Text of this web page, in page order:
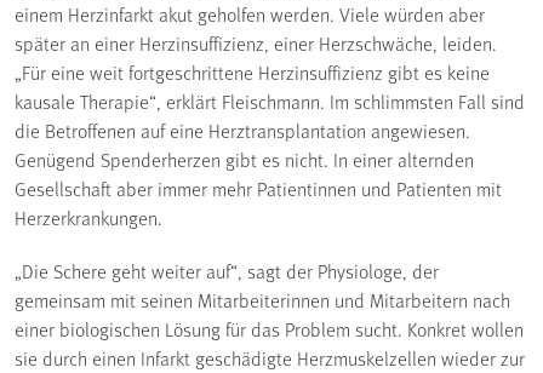
einem Herzinfarkt akut geholfen werden. Viele würden aber
später an einer Herzinsuffizienz, einer Herzschwäche, leiden.
„Für eine weit fortgeschrittene Herzinsuffizienz gibt es keine
kausale Therapie“, erklärt Fleischmann. Im schlimmsten Fall sind
die Betroffenen auf eine Herztransplantation angewiesen.
Genügend Spenderherzen gibt es nicht. In einer alternden
Gesellschaft aber immer mehr Patientinnen und Patienten mit
Herzerkrankungen.
„Die Schere geht weiter auf“, sagt der Physiologe, der
gemeinsam mit seinen Mitarbeiterinnen und Mitarbeitern nach
einer biologischen Lösung für das Problem sucht. Konkret wollen
sie durch einen Infarkt geschädigte Herzmuskelzellen wieder zur